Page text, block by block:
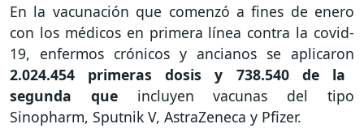
En la vacunación que comenzó a fines de enero
con los médicos en primera línea contra la covid-
19, enfermos crónicos y ancianos se aplicaron
2.024.454 primeras dosis y 738.540 de la
segunda queincluyen vacunas del tipo
Sinopharm, Sputnik V, AstraZeneca y Pfizer.